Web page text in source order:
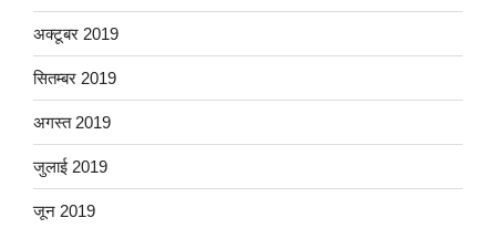
अक्टूबर 2019
सितम्बर 2019
अगस्त 2019
जुलाई 2019
जून 2019